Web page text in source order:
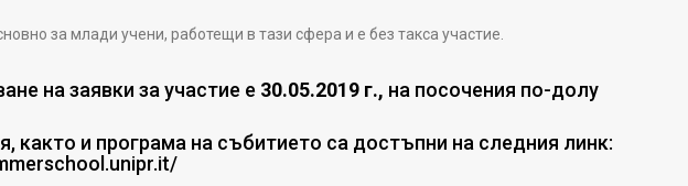
за млади учени, работещи в тази сфера и е без такса участие.
на заявки за участие е 30.05.2019 г., на посочения по-долу
както и програма на събитието са достъпни на следния линк: